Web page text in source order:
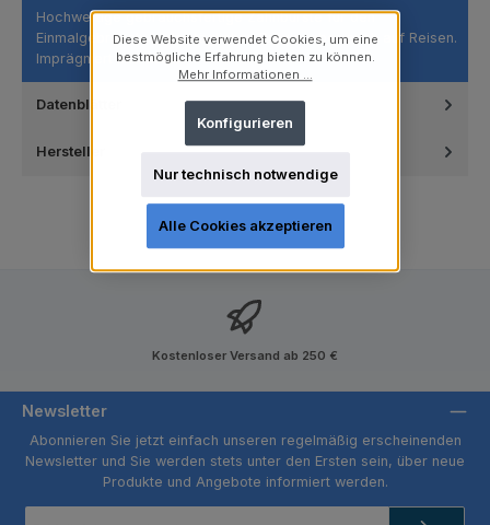
Hochwertige gebrauchsfertige Zahnbürste für den
Einmalgebrauch. In der täglichen Praxis, aber auch auf Reisen.
Imprägniert m…Mehr
Datenblätter
Hersteller
Kostenloser Versand ab 250 €
Newsletter
Abonnieren Sie jetzt einfach unseren regelmäßig erscheinenden
Newsletter und Sie werden stets unter den Ersten sein, über neue
Produkte und Angebote informiert werden.
Diese Website verwendet Cookies, um eine
bestmögliche Erfahrung bieten zu können.
Mehr Informationen ...
Nur technisch notwendige
Konfigurieren
Alle Cookies akzeptieren